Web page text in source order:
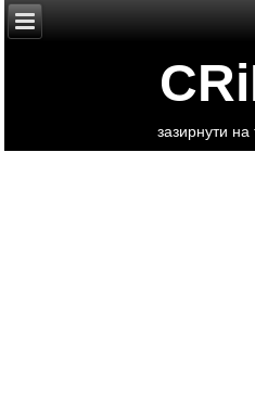
зазирнути на